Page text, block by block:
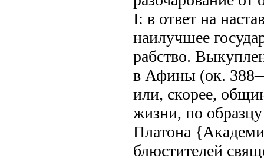
I: в ответ на
наилучшее
рабство.
в Афины (ок.
или, скорее,
жизни, по
Платона
блюстителей